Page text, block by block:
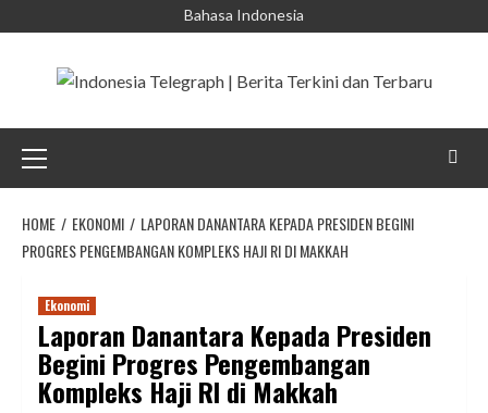
to
Bahasa Indonesia
Menu
HOME EKONOMI
LAPORAN DANANTARA KEPADA PRESIDEN BEGINI
PROGRES PENGEMBANGAN KOMPLEKS HAJI RI DI MAKKAH
Ekonomi
Laporan Danantara Kepada Presiden
Begini Progres Pengembangan
Kompleks Haji RI di Makkah